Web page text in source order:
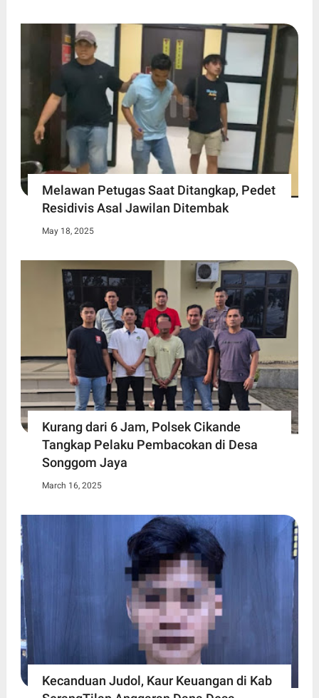
Melawan Petugas Saat Ditangkap, Pedet
Residivis Asal Jawilan Ditembak
May 18, 2025
Kurang dari 6 Jam, Polsek Cikande
Tangkap Pelaku Pembacokan di Desa
Songgom Jaya
March 16, 2025
Kecanduan Judol, Kaur Keuangan di Kab